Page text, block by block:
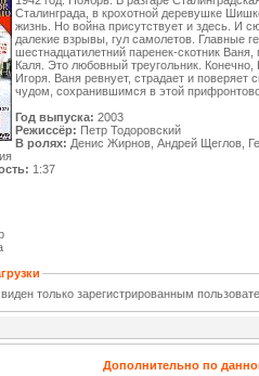
Сталинграда, в крохотной деревушке
жизнь. Но война присутствует и здесь. И
далекие взрывы, гул самолетов. Главные
шестнадцатилетний паренек-скотник
Каля. Это любовный треугольник. Конечно,
Игоря. Ваня ревнует, страдает и
чудом, сохранившимся в этой
Год выпуска: 2003
Режиссёр: Петр Тодоровский
В ролях: Денис Жирнов, Андрей Щеглов,
1:37
только зарегистрированным
Дополнительно по